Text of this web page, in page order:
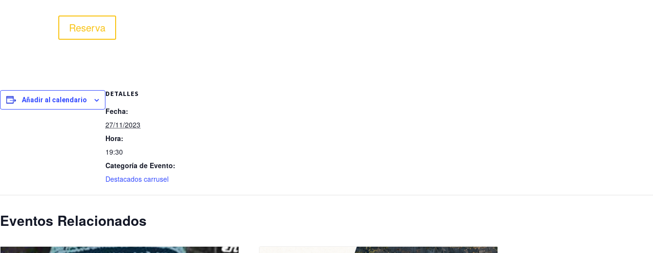
Reserva
Añadir al calendario
DETALLES
Fecha:
27/11/2023
Hora:
19:30
Categoría de Evento:
Destacados carrusel
Eventos Relacionados